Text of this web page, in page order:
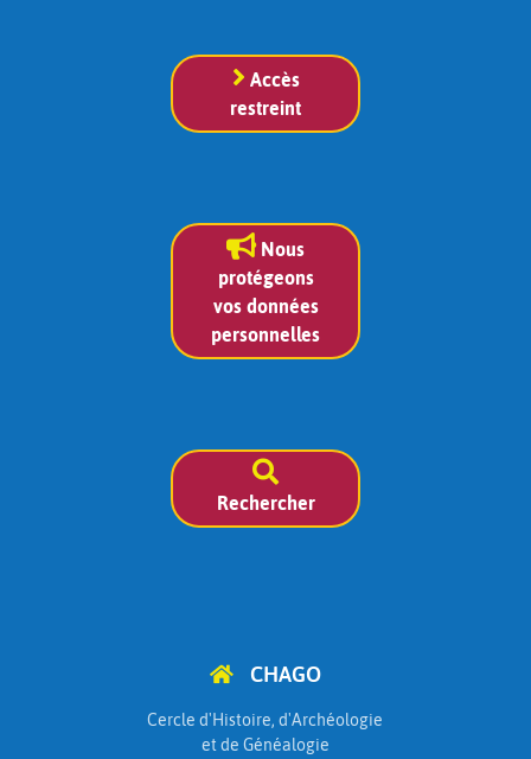
Accès
restreint
Nous
protégeons
vos données
personnelles
Rechercher
CHAGO
Cercle d'Histoire, d'Archéologie
et de Généalogie